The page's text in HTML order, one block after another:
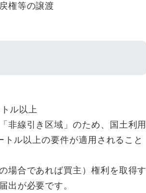
権等の譲渡
ル以上
非線引き区域」のため、国土利用
ル以上の要件が適用されること
場合であれば買主）権利を取得す
出が必要です。